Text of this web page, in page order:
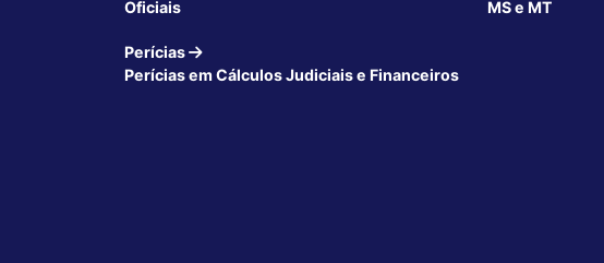
Oficiais
MS e MT
Perícias
Perícias em Cálculos Judiciais e Financeiros